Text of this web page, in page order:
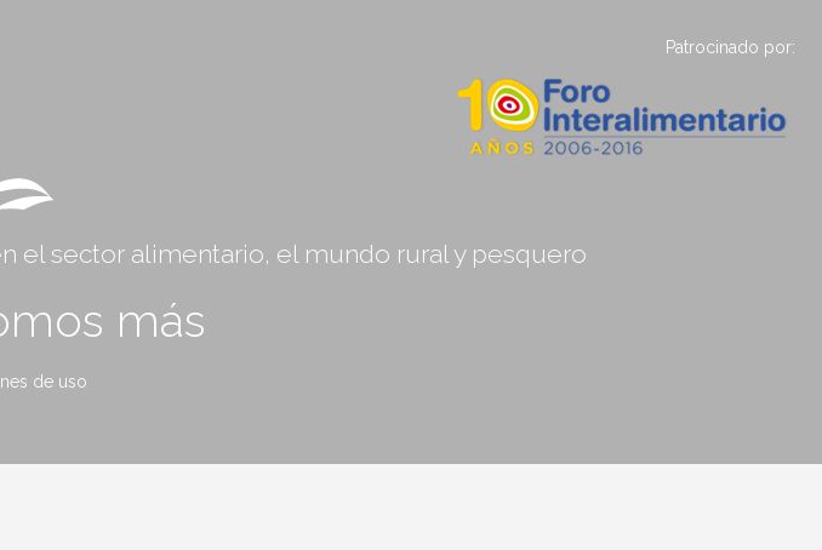
Patrocinado por:
el sector alimentario, el mundo rural y pesquero
más
de uso